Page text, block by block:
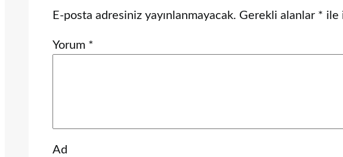
E-posta adresiniz yayınlanmayacak. Gerekli alanlar * ile
Yorum *
Ad